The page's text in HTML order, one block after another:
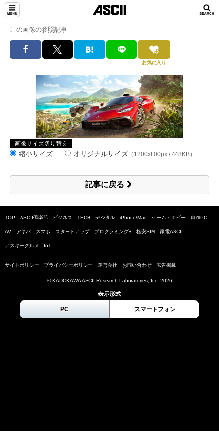
この画像の参照記事
お気に入り
画像サイズ切り替え
縮小サイズ オリジナルサイズ （1200x800px / 448KB）
記事に戻る
TOP ASCII倶楽部 ビジネス TECH デジタル iPhone/Mac ゲーム・ホビー 自作PC
AV アキバ スマホ スタートアップ プログラミング+ 格安SIM 家電ASCII
アスキーグルメ IoT
サイトポリシー プライバシーポリシー 運営会社 お問い合わせ 広告掲載
© KADOKAWA ASCII Research Laboratories, Inc. 2026
表示形式
PC スマートフォン